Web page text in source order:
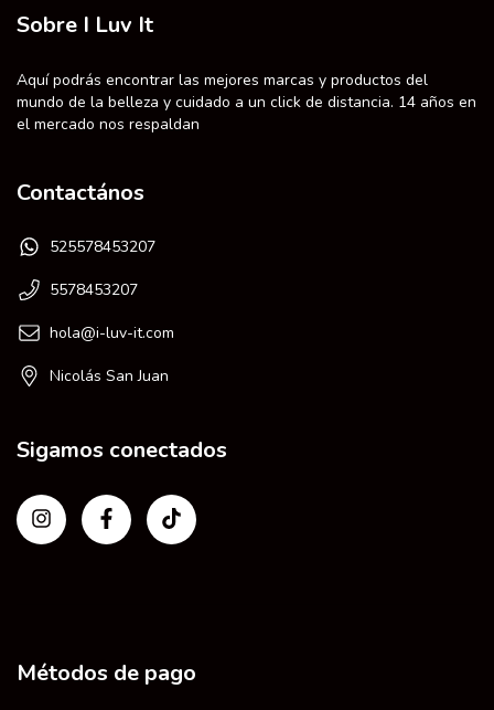
Sobre I Luv It
Aquí podrás encontrar las mejores marcas y productos del
mundo de la belleza y cuidado a un click de distancia. 14 años en
el mercado nos respaldan
Contactános
525578453207
5578453207
hola@i-luv-it.com
Nicolás San Juan
Sigamos conectados
Métodos de pago